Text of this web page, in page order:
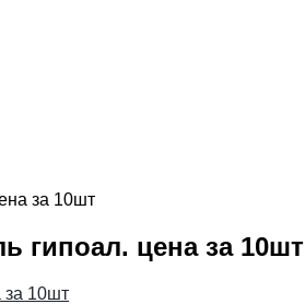
за 10шт
гипоал. цена за 10шт